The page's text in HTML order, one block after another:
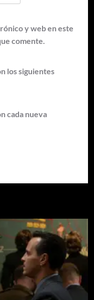
y web en este
comente.
los siguientes
cada nueva